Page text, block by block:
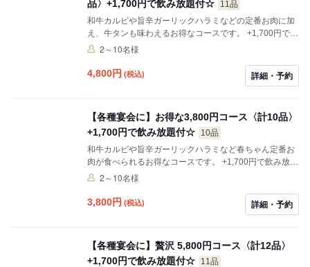
品〉+1,700円で飲み放題付☆
11品
和牛カルビや旨辛ガーリックハラミなどの定番お肉に加
え、牛タンも味わえるお得なコースです。 +1,700円で飲
み放題付けれます☆
2～10名様
4,800円 (税込) 詳細・予約
【各種宴会に】お得な3,800円コース〈計10品〉
+1,700円で飲み放題付☆
10品
和牛カルビや旨辛ガーリックハラミなど春ちゃん定番お
肉が食べられるお得なコースです。 +1,700円で飲み放題
付けられます☆
2～10名様
3,800円 (税込) 詳細・予約
【各種宴会に】贅沢 5,800円コース〈計12品〉
+1,700円で飲み放題付☆
11品